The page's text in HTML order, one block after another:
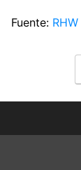
Fuente: RHW